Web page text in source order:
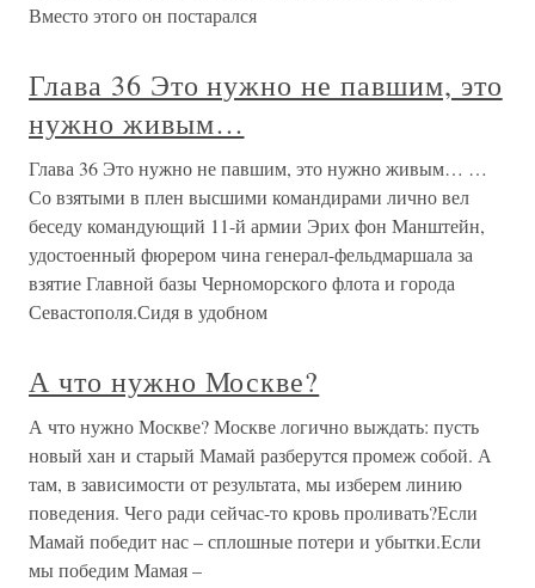
Вместо этого он постарался
Глава 36 Это нужно не павшим, это
нужно живым…
Глава 36 Это нужно не павшим, это нужно живым… …
Со взятыми в плен высшими командирами лично вел
беседу командующий 11-й армии Эрих фон Манштейн,
удостоенный фюрером чина генерал-фельдмаршала за
взятие Главной базы Черноморского флота и города
Севастополя.Сидя в удобном
А что нужно Москве?
А что нужно Москве? Москве логично выждать: пусть
новый хан и старый Мамай разберутся промеж собой. А
там, в зависимости от результата, мы изберем линию
поведения. Чего ради сейчас-то кровь проливать?Если
Мамай победит нас – сплошные потери и убытки.Если
мы победим Мамая –